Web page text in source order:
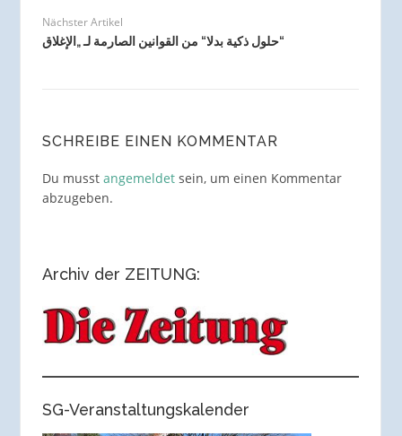
Nächster Artikel
حلول ذكية بدلا“ من القوانين الصارمة لـ „الإغلاق“
SCHREIBE EINEN KOMMENTAR
Du musst angemeldetsein, um einen Kommentar
abzugeben.
Archiv der ZEITUNG:
SG-Veranstaltungskalender